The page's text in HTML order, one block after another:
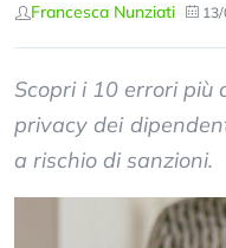
Francesca Nunziati
Scopri i 10 errori più
privacy dei
a rischio di sanzioni.